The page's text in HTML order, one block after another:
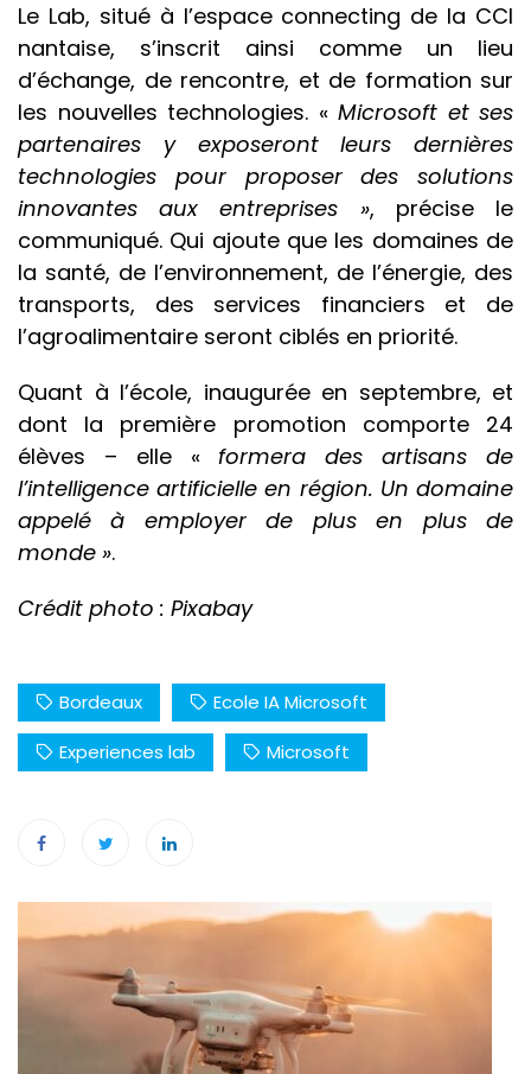
Le Lab, situé à l’espace connecting de la CCI
nantaise, s’inscrit ainsi comme un lieu
d’échange, de rencontre, et de formation sur
les nouvelles technologies. « Microsoft et ses
partenaires y exposeront leurs dernières
technologies pour proposer des solutions
innovantes aux entreprises », précise le
communiqué. Qui ajoute que les domaines de
la santé, de l’environnement, de l’énergie, des
transports, des services financiers et de
l’agroalimentaire seront ciblés en priorité.
Quant à l’école, inaugurée en septembre, et
dont la première promotion comporte 24
élèves – elle «formera
des artisans de
l’intelligence artificielle en région. Un domaine
appelé à employer de plus en plus de
monde ».
Crédit photo : Pixabay
Bordeaux
Ecole IA Microsoft
Experiences lab
Microsoft
Navigation
de
l’article